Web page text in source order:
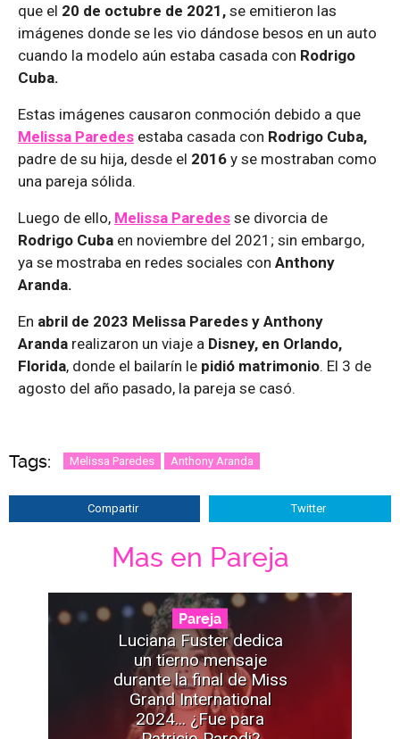
que el 20 de octubre de 2021, se emitieron las
imágenes donde se les vio dándose besos en un auto
cuando la modelo aún estaba casada con Rodrigo
Cuba.
Estas imágenes causaron conmoción debido a que
Melissa Paredes estaba casada con Rodrigo Cuba,
padre de su hija, desde el 2016 y se mostraban como
una pareja sólida.
Luego de ello, Melissa Paredes se divorcia de
Rodrigo Cuba en noviembre del 2021; sin embargo,
ya se mostraba en redes sociales con Anthony
Aranda.
En abril de 2023 Melissa Paredes y Anthony
Aranda realizaron un viaje a Disney, en Orlando,
Florida, donde el bailarín le pidió matrimonio. El 3 de
agosto del año pasado, la pareja se casó.
Tags: Melissa Paredes Anthony Aranda
Compartir Twitter
Mas en Pareja
Pareja
Luciana Fuster dedica
un tierno mensaje
durante la final de Miss
Grand International
2024... ¿Fue para